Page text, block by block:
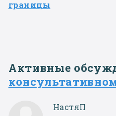
границы
Активные
НастяП